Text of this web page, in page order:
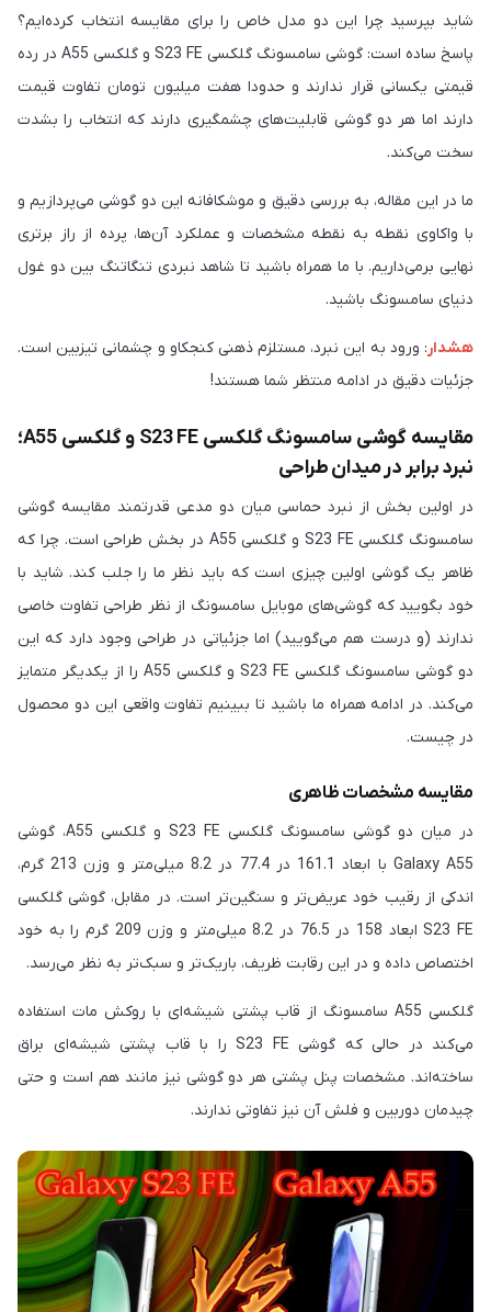
شاید بپرسید چرا این دو مدل خاص را برای مقایسه انتخاب کرده‌ایم؟
پاسخ ساده است: گوشی سامسونگ گلکسی S23 FE و گلکسی A55 در رده
قیمتی یکسانی قرار ندارند و حدودا هفت میلیون تومان تفاوت قیمت
دارند اما هر دو گوشی قابلیت‌های چشمگیری دارند که انتخاب را بشدت
سخت می‌کند.
ما در این مقاله، به بررسی دقیق و موشکافانه این دو گوشی می‌پردازیم و
با واکاوی نقطه به نقطه مشخصات و عملکرد آن‌ها، پرده از راز برتری
نهایی برمی‌داریم. با ما همراه باشید تا شاهد نبردی تنگاتنگ بین دو غول
دنیای سامسونگ باشید.
هشدار: ورود به این نبرد، مستلزم ذهنی کنجکاو و چشمانی تیزبین است.
جزئیات دقیق در ادامه منتظر شما هستند!
مقایسه گوشی سامسونگ گلکسی S23 FE و گلکسی A55؛
نبرد برابر در میدان طراحی
در اولین بخش از نبرد حماسی میان دو مدعی قدرتمند مقایسه گوشی
سامسونگ گلکسی S23 FE و گلکسی A55 در بخش طراحی است. چرا که
ظاهر یک گوشی اولین چیزی است که باید نظر ما را جلب کند. شاید با
خود بگویید که گوشی‌های موبایل سامسونگ از نظر طراحی تفاوت خاصی
ندارند (و درست هم می‌گویید) اما جزئیاتی در طراحی وجود دارد که این
دو گوشی سامسونگ گلکسی S23 FE و گلکسی A55 را از یکدیگر متمایز
می‌کند. در ادامه همراه ما باشید تا ببینیم تفاوت واقعی این دو محصول
در چیست.
مقایسه مشخصات ظاهری
در میان دو گوشی سامسونگ گلکسی S23 FE و گلکسی A55، گوشی
Galaxy A55 با ابعاد 161.1 در 77.4 در 8.2 میلی‌متر و وزن 213 گرم،
اندکی از رقیب خود عریض‌تر و سنگین‌تر است. در مقابل، گوشی گلکسی
S23 FE ابعاد 158 در 76.5 در 8.2 میلی‌متر و وزن 209 گرم را به خود
اختصاص داده و در این رقابت ظریف، باریک‌تر و سبک‌تر به نظر می‌رسد.
گلکسی A55 سامسونگ از قاب پشتی شیشه‌ای با روکش مات استفاده
می‌کند در حالی که گوشی S23 FE را با قاب پشتی شیشه‌ای براق
ساخته‌اند. مشخصات پنل پشتی هر دو گوشی نیز مانند هم است و حتی
چیدمان دوربین و فلش آن نیز تفاوتی ندارند.